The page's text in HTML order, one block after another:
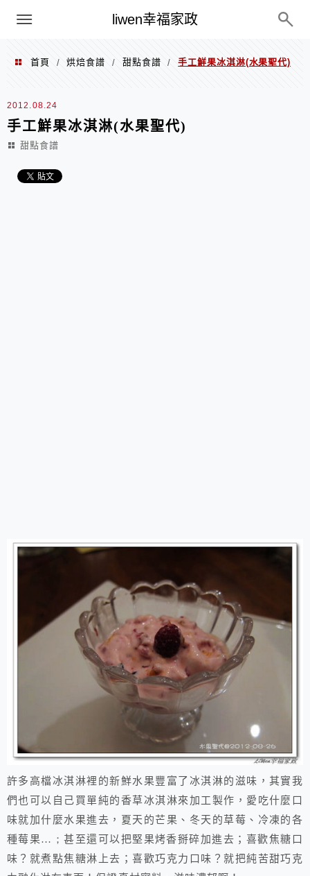
liwen幸福家政
menu
首頁 / 烘焙食譜 / 甜點食譜 / 手工鮮果冰淇淋(水果聖代)
2012.08.24
手工鮮果冰淇淋(水果聖代)
甜點食譜
許多高檔冰淇淋裡的新鮮水果豐富了冰淇淋的滋味，其實我
們也可以自己買單純的香草冰淇淋來加工製作，愛吃什麼口
味就加什麼水果進去，夏天的芒果、冬天的草莓、冷凍的各
種莓果…； 甚至還可以把堅果烤香掰碎加進去；喜歡焦糖口
味？就煮點焦糖淋上去；喜歡巧克力口味？就把純苦甜巧克